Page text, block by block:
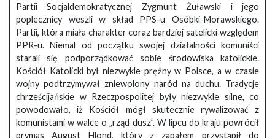
Partii Socjaldemokratycznej Zygmunt Żuławski i jego
poplecznicy weszli w skład PPS-u Osóbki-Morawskiego.
Partii, która miała charakter coraz bardziej satelicki względem
PPR-u. Niemal od początku swojej działalności komuniści
starali się podporządkować sobie środowiska katolickie.
Kościół Katolicki był niezwykle prężny w Polsce, a w czasie
wojny podtrzymywał zniewolony naród na duchu. Tradycje
chrześcijańskie w Rzeczpospolitej były niezwykle silne, co
powodowało, iż Kościół mógł skutecznie rywalizować z
komunistami w walce o „rząd dusz”. W lipcu do kraju powrócił
prymas August Hlond, który z zapałem przystąpił do